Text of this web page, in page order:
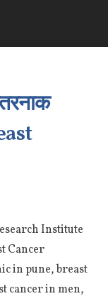
Institute
Cancer
in pune,breast
cancer in men,